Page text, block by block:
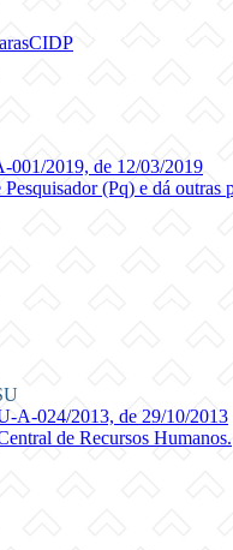
CIDP
001/2019, de 12/03/2019
(Pq) e dá outras
A-024/2013, de 29/10/2013
de Recursos Humanos.